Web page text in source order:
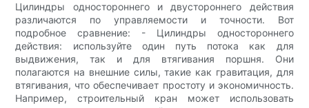
Цилиндры одностороннего и двустороннего действия
различаются по управляемости и точности. Вот
подробное сравнение: - Цилиндры одностороннего
действия: используйте один путь потока как для
выдвижения, так и для втягивания поршня. Они
полагаются на внешние силы, такие как гравитация, для
втягивания, что обеспечивает простоту и экономичность.
Например, строительный кран может использовать